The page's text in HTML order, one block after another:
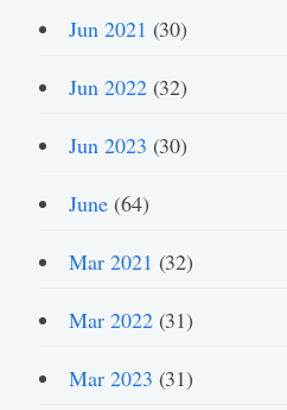
Jun 2021 (30)
Jun 2022(32)
Jun 2023 (30)
June(64)
Mar 2021 (32)
Mar 2022(31)
Mar 2023 (31)